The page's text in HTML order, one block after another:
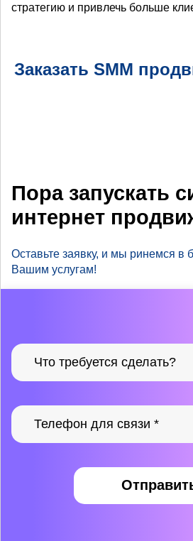
стратегию и привлечь больше
Заказать SMM
Пора запускать
интернет
Оставьте заявку, и мы ринемся в
Вашим услугам!